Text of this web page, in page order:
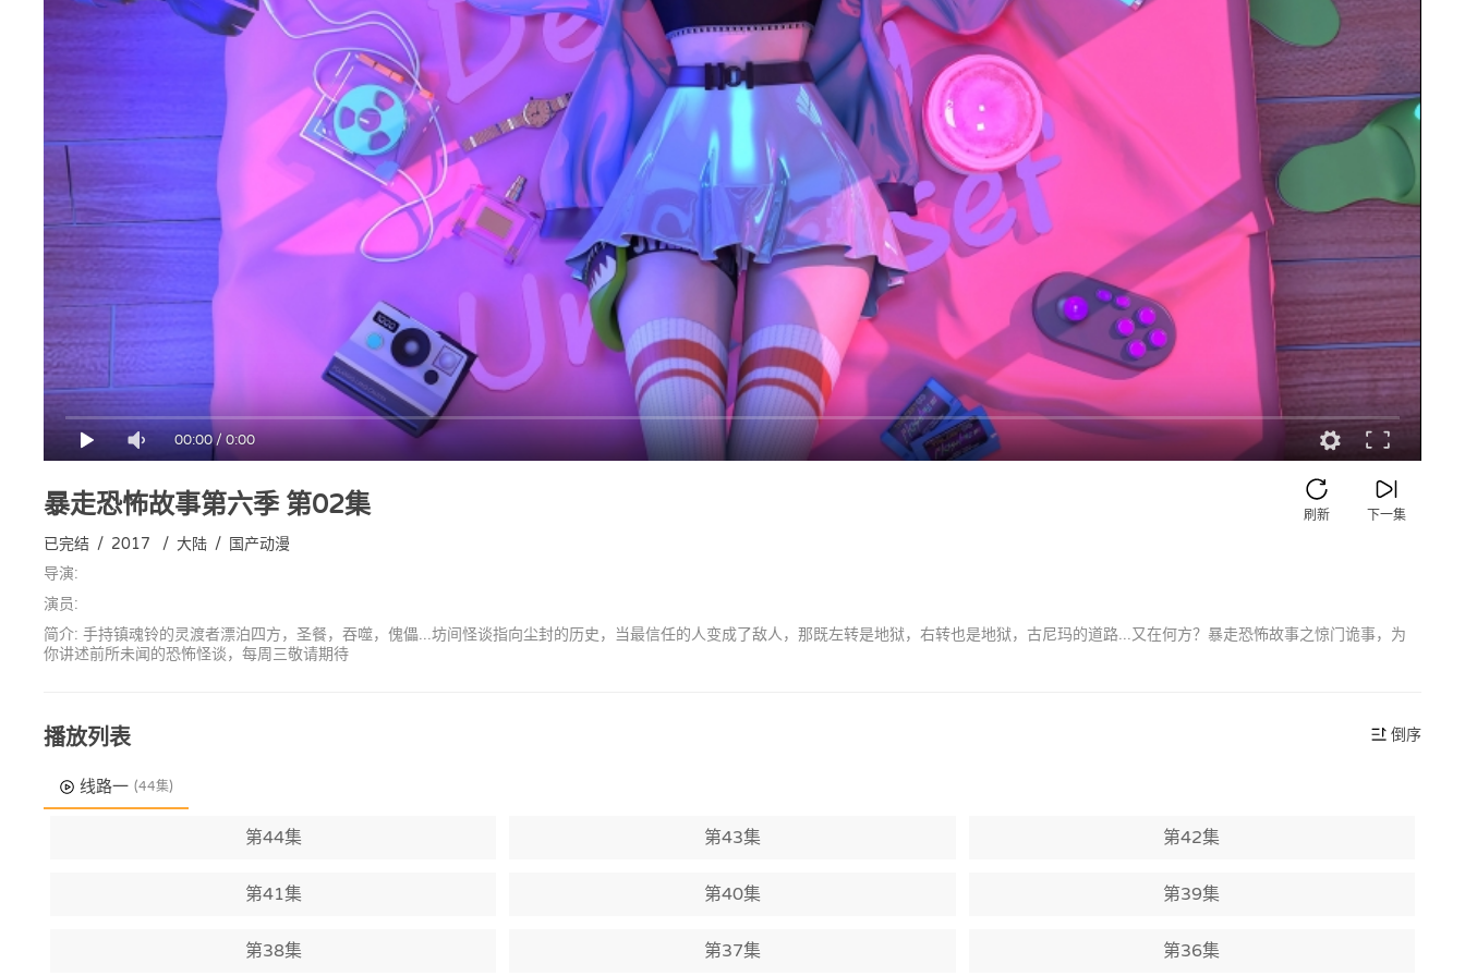
00:00/0:00
暴走恐怖故事第六季第02集 下一集
刷新
已完结 / 2017 / 大陆 / 国产动漫
导演:
演员:
简介: 手持镇魂铃的灵渡者漂泊四方，圣餐，吞噬，傀儡...坊间怪谈指向尘封的历史，当最信任的人变成了敌人，那既左转是地狱，右转也是地狱，古尼玛的道路...又在何方？暴走恐怖故事之惊门诡事，为
你讲述前所未闻的恐怖怪谈，每周三敬请期待
播放列表 倒序
线路一 (44集)
第44集 第43集 第42集
第41集 第40集 第39集
第38集 第37集 第36集